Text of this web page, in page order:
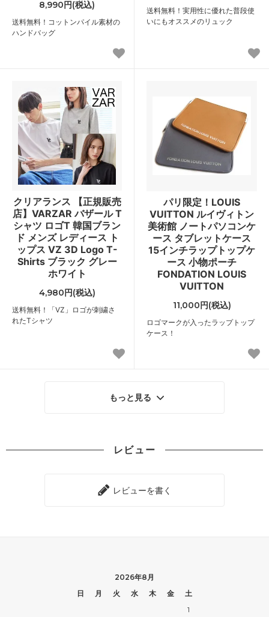
8,990円(税込)
送料無料！コットンパイル素材の
ハンドバッグ
送料無料！実用性に優れた普段使
いにもオススメのリュック
クリアランス 【正規販売
店】VARZAR バザール T
シャツ ロゴT 韓国ブラン
ド メンズ レディース ト
ップス VZ 3D Logo T-
Shirts ブラック グレー
ホワイト
4,980円(税込)
送料無料！「VZ」ロゴが刺繍さ
れたTシャツ
パリ限定！LOUIS
VUITTON ルイヴィトン
美術館 ノートパソコンケ
ース タブレットケース
15インチラップトップケ
ース 小物ポーチ
FONDATION LOUIS
VUITTON
11,000円(税込)
ロゴマークが入ったラップトップ
ケース！
もっと見る
レビュー
レビューを書く
2026年8月
日
月 火 水 木 金
土
1